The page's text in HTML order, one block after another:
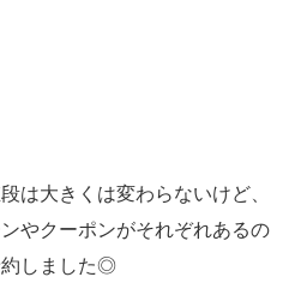
は大きくは変わらないけど、
やクーポンがそれぞれあるの
約しました◎